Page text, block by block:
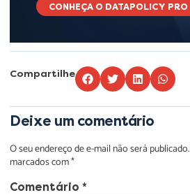
CONHEÇA O DATAPOLICY PRO
Compartilhe
Deixe um comentário
O seu endereço de e-mail não será publicado.
marcados com*
Comentário *